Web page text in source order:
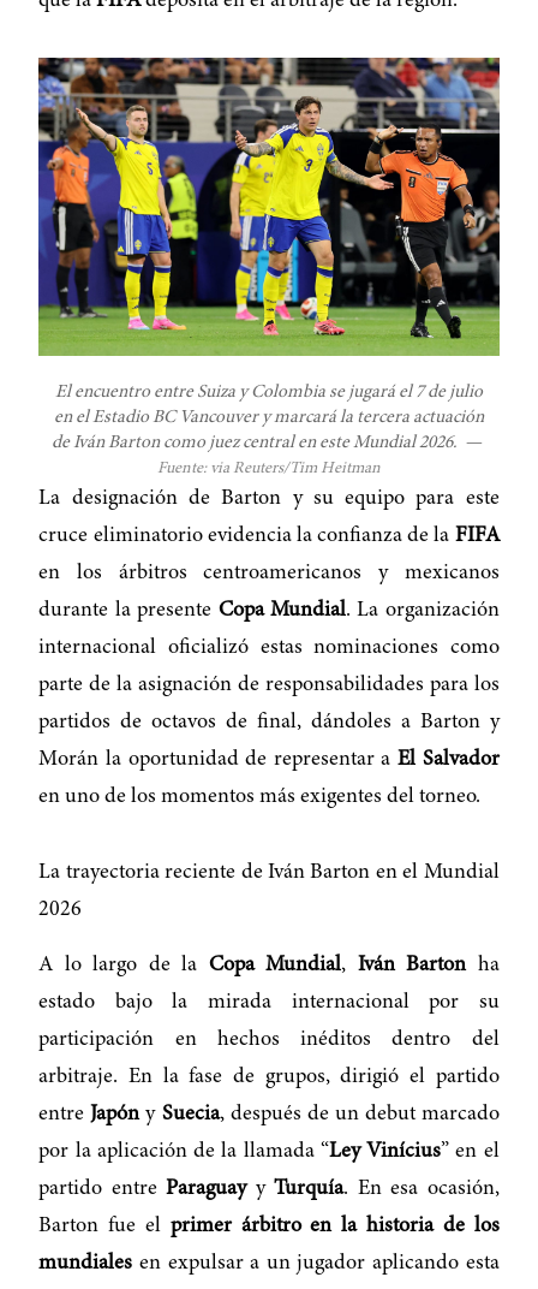
El encuentro entre Suiza y Colombia se jugará el 7 de julio
en el Estadio BC Vancouver y marcará la tercera actuación
de Iván Barton como juez central en este Mundial 2026. —
Fuente: via Reuters/Tim Heitman
La designación de Barton y su equipo para este
cruce eliminatorio evidencia la confianza de la FIFA
en los árbitros centroamericanos y mexicanos
durante la presente Copa Mundial. La organización
internacional oficializó estas nominaciones como
parte de la asignación de responsabilidades para los
partidos de octavos de final, dándoles a Barton y
Morán la oportunidad de representar a El Salvador
en uno de los momentos más exigentes del torneo.
La trayectoria reciente de Iván Barton en el Mundial
2026
A lo largo de la Copa Mundial, Iván Bartonha
estado bajo la mirada internacional por su
participación en hechos inéditos dentro del
arbitraje. En la fase de grupos, dirigió el partido
entre Japóny Suecia, después de un debut marcado
por la aplicación de la llamada “Ley Vinícius” en el
partido entreParaguayyTurquía. En esa ocasión,
Barton fue el primer árbitro en la historia de los
mundiales en expulsar a un jugador aplicando esta